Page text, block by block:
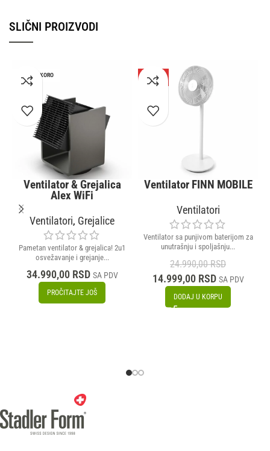
SLIČNI PROIZVODI
STIŽE USKORO
NOVO
Ventilator & Grejalica
Alex WiFi
Ventilatori, Grejalice
Pametan ventilator & grejalica! 2u1
osvežavanje i grejanje...
34.990,00 RSD SA PDV
PROČITAJTE JOŠ
-40%
Ventilator FINN MOBILE
Ventilatori
Ventilator sa punjivom baterijom za
unutrašnju i spoljašnju...
24.990,00RSD
14.999,00 RSD SA PDV
DODAJ U KORPU